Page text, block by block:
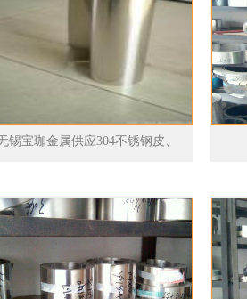
锡宝珈金属供应304不锈钢皮、
等